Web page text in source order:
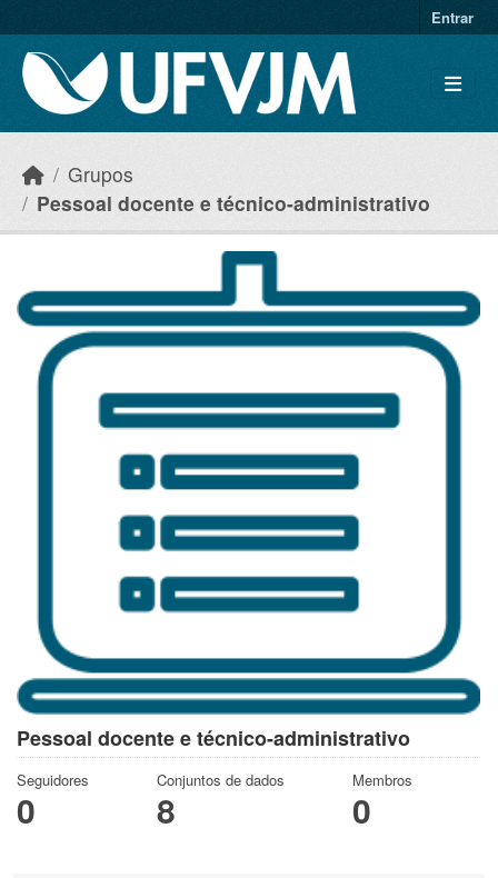
Entrar
Grupos
Pessoal docente e técnico-administrativo
Pessoal docente e técnico-administrativo
Seguidores
0
Conjuntos de dados
8
Membros
0